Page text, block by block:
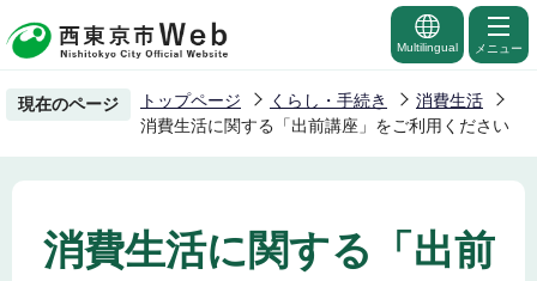
の
ー
Multilingual メニュー
現在のページ トップページ くらし・手続き
消費生活
消費生活に関する「出前講座」をご利用ください
消費生活に関する「出前